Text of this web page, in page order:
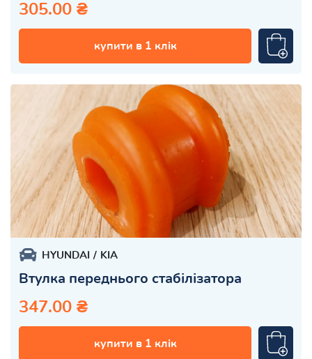
305.00 ₴
купити в 1 клік
HYUNDAI KIA
Втулка переднього стабілізатора
347.00 ₴
купити в 1 клік